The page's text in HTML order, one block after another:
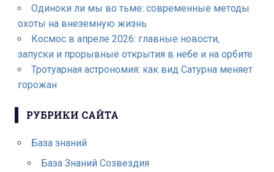
Одиноки ли мы во тьме: современные методы
охоты на внеземную жизнь
Космос в апреле 2026: главные новости,
запуски и прорывные открытия в небе и на орбите
Тротуарная астрономия: как вид Сатурна меняет
горожан
РУБРИКИ САЙТА
База знаний
База Знаний Созвездия